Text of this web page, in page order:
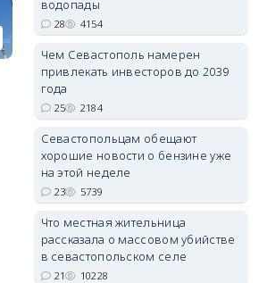
фотореп
Тайный дворик на мысе
Хрустальном: как найти
место отдыха, о котором
почти никто не знает
Под стенами Галереи искусств
прячутся руины храма,
качели.
06/08/2026 15:00 2697
водопады
28 4154
Чем Севастополь намерен
привлекать инвесторов до 2039
года
25 2184
Севастопольцам обещают
хорошие новости о бензине уже
на этой неделе
23 5739
Что местная жительница
рассказала о массовом убийстве
в севастопольском селе
21 10228